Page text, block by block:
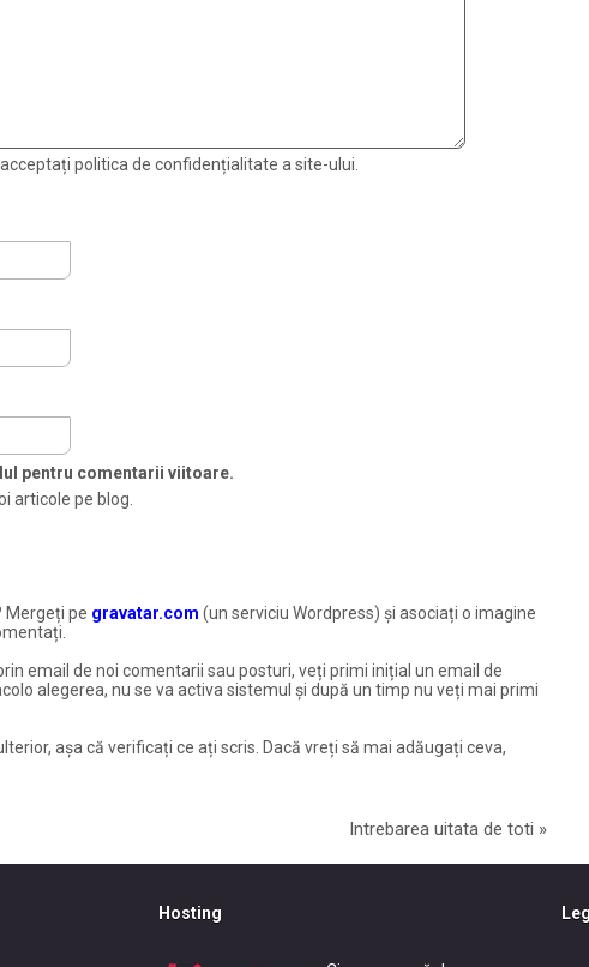
politica de confidențialitate a site-ului.
pentru comentarii viitoare.
articole pe blog.
Mergeți pe gravatar.com (un serviciu Wordpress) și asociați o imagine
email de noi comentarii sau posturi, veți primi inițial un email de
alegerea, nu se va activa sistemul și după un timp nu veți mai primi
așa că verificați ce ați scris. Dacă vreți să mai adăugați ceva,
Intrebarea uitata de toti »
Hosting